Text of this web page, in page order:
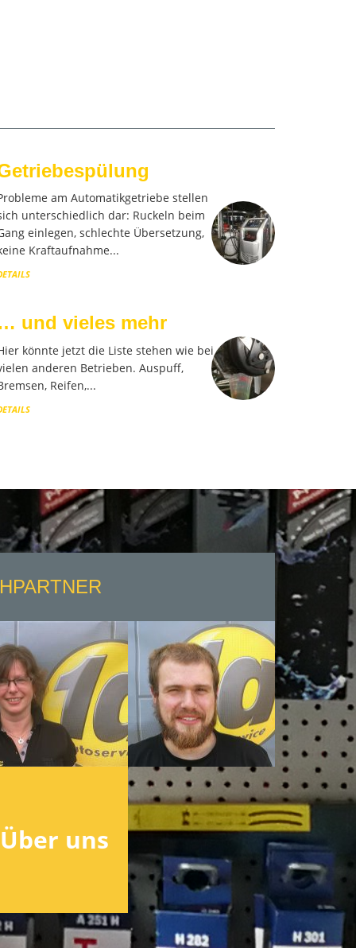
am Automatikgetriebe stellen
unterschiedlich dar: Ruckeln beim
einlegen, schlechte Übersetzung,
Kraftaufnahme...
und vieles mehr
könnte jetzt die Liste stehen wie bei
anderen Betrieben. Auspuff,
Reifen,...
Über uns